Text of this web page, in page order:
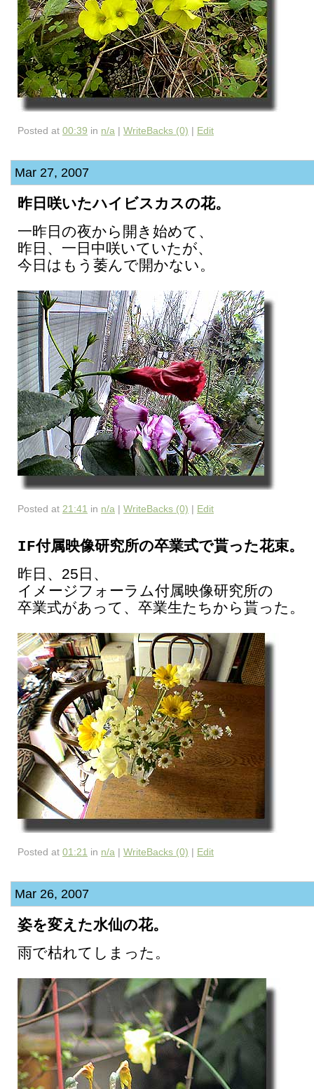
Posted at 00:39 in n/a | WriteBacks (0) | Edit
Mar 27, 2007
昨日咲いたハイビスカスの花。
一昨日の夜から開き始めて、
昨日、一日中咲いていたが、
今日はもう萎んで開かない。
Posted at 21:41 in n/a | WriteBacks (0) | Edit
IF付属映像研究所の卒業式で貰った花束。
昨日、25日、
イメージフォーラム付属映像研究所の
卒業式があって、卒業生たちから貰った。
Posted at 01:21 in n/a | WriteBacks (0) | Edit
Mar 26, 2007
姿を変えた水仙の花。
雨で枯れてしまった。